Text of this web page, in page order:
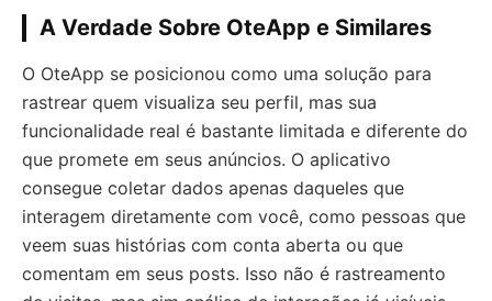
A Verdade Sobre OteApp e Similares
O OteApp se posicionou como uma solução para
rastrear quem visualiza seu perfil, mas sua
funcionalidade real é bastante limitada e diferente do
que promete em seus anúncios. O aplicativo
consegue coletar dados apenas daqueles que
interagem diretamente com você, como pessoas que
veem suas histórias com conta aberta ou que
comentam em seus posts. Isso não é rastreamento